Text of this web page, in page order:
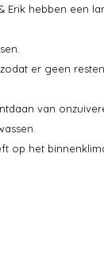
Erik hebben een
er geen
van
op het